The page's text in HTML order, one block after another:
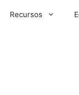
Recursos